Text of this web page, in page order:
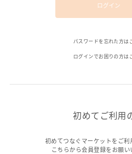
ログイン
パスワードを忘れた方は
ログインでお困りの方は
初めてご利用
初めてつなぐマーケットをご利
こちらから会員登録をお願い